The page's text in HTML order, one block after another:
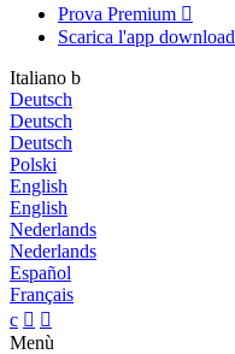
Prova Premium 
Scarica l'app download
Italiano b
Deutsch
Deutsch
Deutsch
Polski
English
English
Nederlands
Nederlands
Español
Français
c  
Menù